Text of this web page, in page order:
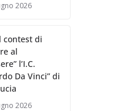
2026
contest di
al
l’I.C.
Da Vinci” di
2026